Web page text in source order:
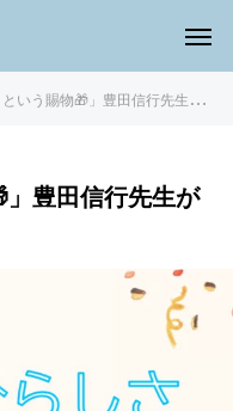
物🎁」豊田信行先生が公開講義を行いました
」豊田信行先生が